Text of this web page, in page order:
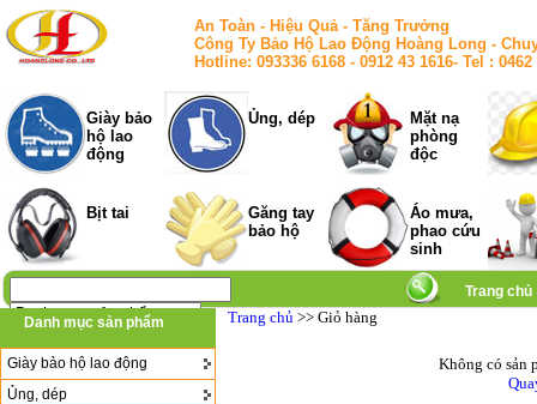
An Toàn - Hiệu Quả - Tăng Trưởng
Công Ty Bảo Hộ Lao Động Hoàng Long -
Hotline: 093336 6168 - 0912 43 1616- Tel :
Giày bảo
hộ lao
động
Ủng, dép
Mặt nạ
phòng
độc
Bịt tai
Găng tay
bảo hộ
Áo mưa,
phao cứu
sinh
Trang chủ
Danh mục sản phẩm
Giày bảo hộ lao động
Ủng, dép
Trang chủ >> Giỏ hàng
Không có sản